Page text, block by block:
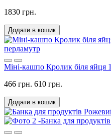
1830 грн.
Додати в кошик
Міні-кашпо Кролик біля яйця
466 грн. 610 грн.
Додати в кошик